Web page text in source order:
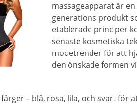
massageapparat är
generations produkt
etablerade principer
senaste kosmetiska
modetrender för att
den önskade formen
– blå, rosa, lila, och svart för